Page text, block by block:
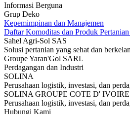
Informasi Berguna
Grup Deko
Kepemimpinan dan Manajemen
Daftar Komoditas dan Produk
Sahel Agri-Sol SAS
Solusi pertanian yang sehat dan
Groupe Yaran'Gol SARL
Perdagangan dan Industri
SOLINA
Perusahaan logistik, investasi, dan
SOLINA GROUPE COTE D' IVOIRE
Perusahaan logistik, investasi, dan
Hubungi Kami